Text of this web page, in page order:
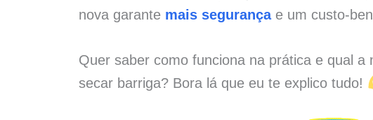
nova garante mais segurançae um custo-
Quer saber como funciona na prática e qual
secar barriga? Bora lá que eu te explico tudo!